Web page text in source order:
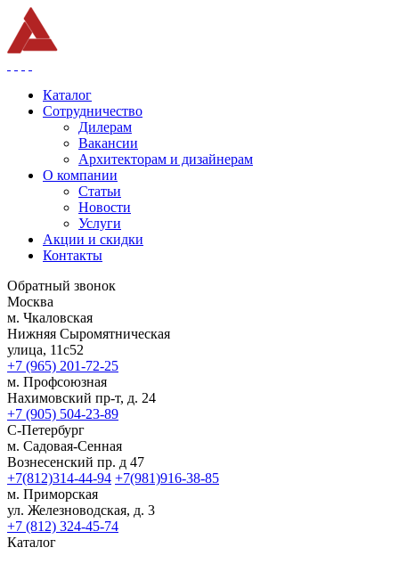
Каталог
Сотрудничество
Дилерам
Вакансии
Архитекторам и дизайнерам
О компании
Статьи
Новости
Услуги
Акции и скидки
Контакты
Обратный звонок
Москва
м. Чкаловская
Нижняя Сыромятническая
улица, 11с52
+7 (965) 201-72-25
м. Профсоюзная
Нахимовский пр-т, д. 24
+7 (905) 504-23-89
С-Петербург
м. Садовая-Сенная
Вознесенский пр. д 47
+7(812)314-44-94 +7(981)916-38-85
м. Приморская
ул. Железноводская, д. 3
+7 (812) 324-45-74
Каталог